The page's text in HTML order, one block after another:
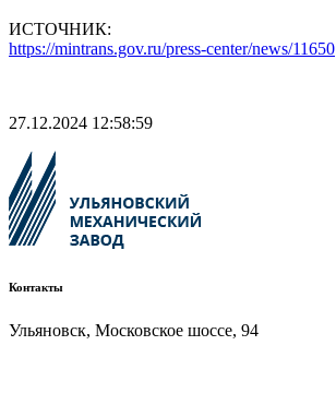
ИСТОЧНИК:
https://mintrans.gov.ru/press-center/news/11650
27.12.2024 12:58:59
Контакты
Ульяновск, Московское шоссе, 94